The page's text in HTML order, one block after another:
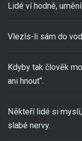
Lidé ví hodně,
Vlezls-li sám do
Kdyby tak člověk
ani hnout“.
Někteří lidé si
slabé nervy.